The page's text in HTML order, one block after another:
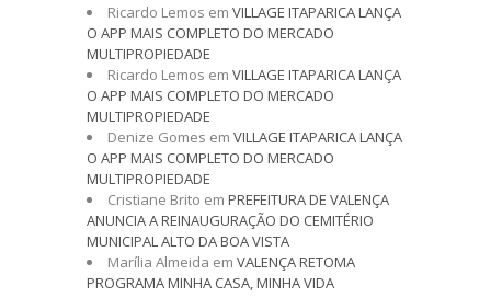
Ricardo Lemos em VILLAGE ITAPARICA LANÇA
O APP MAIS COMPLETO DO MERCADO
MULTIPROPIEDADE
Ricardo Lemos em VILLAGE ITAPARICA LANÇA
O APP MAIS COMPLETO DO MERCADO
MULTIPROPIEDADE
Denize Gomes em VILLAGE ITAPARICA LANÇA
O APP MAIS COMPLETO DO MERCADO
MULTIPROPIEDADE
Cristiane Brito em PREFEITURA DE VALENÇA
ANUNCIA A REINAUGURAÇÃO DO CEMITÉRIO
MUNICIPAL ALTO DA BOA VISTA
Marília Almeida em VALENÇA RETOMA
PROGRAMA MINHA CASA, MINHA VIDA